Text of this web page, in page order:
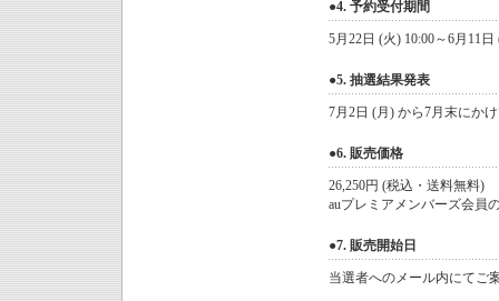
●4. 予約受付期間
5月22日 (火) 10:00～6月11日
●5. 抽選結果発表
7月2日 (月) から7月末にか
●6. 販売価格
26,250円 (税込・送料無料)
auプレミアメンバーズ会員
●7. 販売開始日
当選者へのメール内にてご